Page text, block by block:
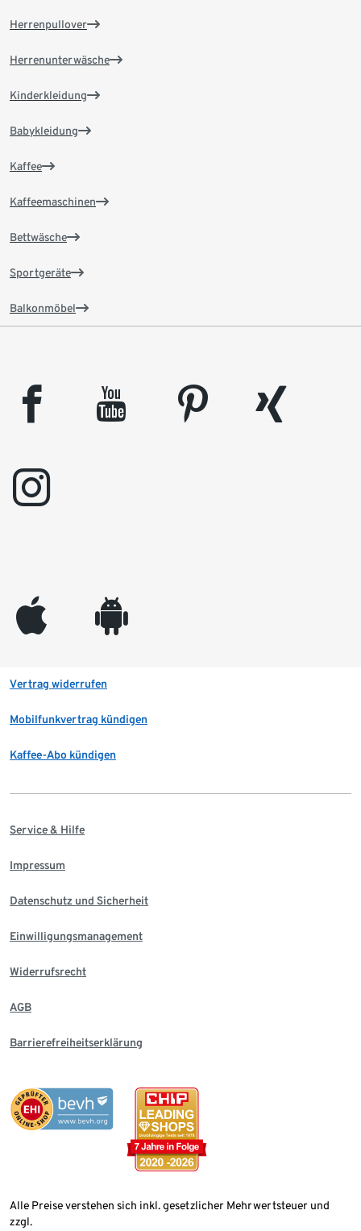
Herrenpullover
Herrenunterwäsche
Kinderkleidung
Babykleidung
Kaffee
Kaffeemaschinen
Bettwäsche
Sportgeräte
Balkonmöbel
facebook youtube pinterest
xing
instagram
appleinc android
Vertrag widerrufen
Mobilfunkvertrag kündigen
Kaffee-Abo kündigen
Service & Hilfe
Impressum
Datenschutz und Sicherheit
Einwilligungsmanagement
Widerrufsrecht
AGB
Barrierefreiheitserklärung
Alle Preise verstehen sich inkl. gesetzlicher Mehrwertsteuer und
zzgl.